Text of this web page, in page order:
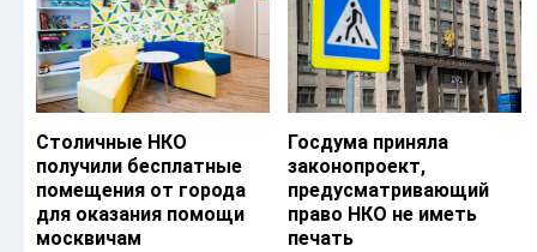
Столичные НКО
получили бесплатные
помещения от города
для оказания помощи
москвичам
Госдума приняла
законопроект,
предусматривающий
право НКО не иметь
печать